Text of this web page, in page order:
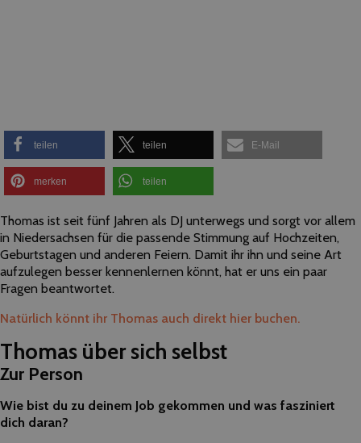
teilen teilen E-Mail
merken teilen
Thomas ist seit fünf Jahren als DJ unterwegs und sorgt vor allem
in Niedersachsen für die passende Stimmung auf Hochzeiten,
Geburtstagen und anderen Feiern. Damit ihr ihn und seine Art
aufzulegen besser kennenlernen könnt, hat er uns ein paar
Fragen beantwortet.
Natürlich könnt ihr Thomas auch direkt hier buchen.
Thomas über sich selbst
Zur Person
Wie bist du zu deinem Job gekommen und was fasziniert
dich daran?